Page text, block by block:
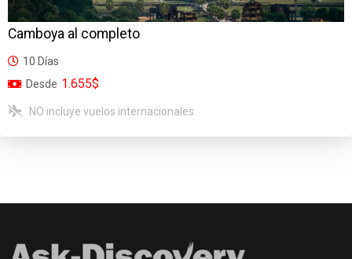
Camboya al completo
10 Días
Desde 1.655$
NO incluye vuelos internacionales